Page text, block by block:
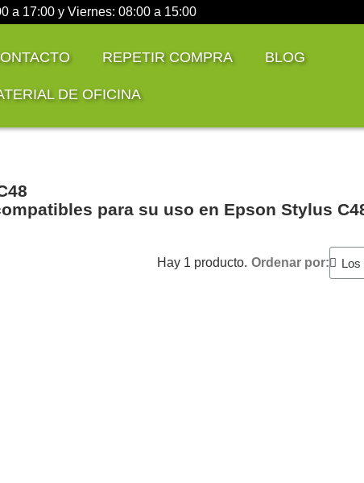
a 17:00 y Viernes: 08:00 a 15:00
REPETIR COMPRA BLOG
DE OFICINA
para su uso en Epson Stylus
Hay 1 producto. Ordenar por: